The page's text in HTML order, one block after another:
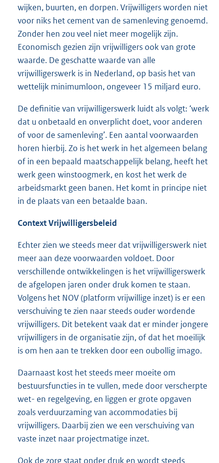
wijken, buurten, en dorpen. Vrijwilligers worden niet
voor niks het cement van de samenleving genoemd.
Zonder hen zou veel niet meer mogelijk zijn.
Economisch gezien zijn vrijwilligers ook van grote
waarde. De geschatte waarde van alle
vrijwilligerswerk is in Nederland, op basis het van
wettelijk minimumloon, ongeveer 15 miljard euro.
De definitie van vrijwilligerswerk luidt als volgt: ‘werk
dat u onbetaald en onverplicht doet, voor anderen
of voor de samenleving’. Een aantal voorwaarden
horen hierbij. Zo is het werk in het algemeen belang
of in een bepaald maatschappelijk belang, heeft het
werk geen winstoogmerk, en kost het werk de
arbeidsmarkt geen banen. Het komt in principe niet
in de plaats van een betaalde baan.
Context Vrijwilligersbeleid
Echter zien we steeds meer dat vrijwilligerswerk niet
meer aan deze voorwaarden voldoet. Door
verschillende ontwikkelingen is het vrijwilligerswerk
de afgelopen jaren onder druk komen te staan.
Volgens het NOV (platform vrijwillige inzet) is er een
verschuiving te zien naar steeds ouder wordende
vrijwilligers. Dit betekent vaak dat er minder jongere
vrijwilligers in de organisatie zijn, of dat het moeilijk
is om hen aan te trekken door een oubollig imago.
Daarnaast kost het steeds meer moeite om
bestuursfuncties in te vullen, mede door verscherpte
wet- en regelgeving, en liggen er grote opgaven
zoals verduurzaming van accommodaties bij
vrijwilligers. Daarbij zien we een verschuiving van
vaste inzet naar projectmatige inzet.
Ook de zorg staat onder druk en wordt steeds